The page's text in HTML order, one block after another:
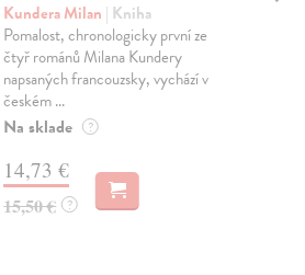
Kundera Milan | Kniha
Pomalost, chronologicky první ze
čtyř románů Milana Kundery
napsaných francouzsky, vychází v
českém ...
Na sklade ?
14,73 €
15,50 € ?